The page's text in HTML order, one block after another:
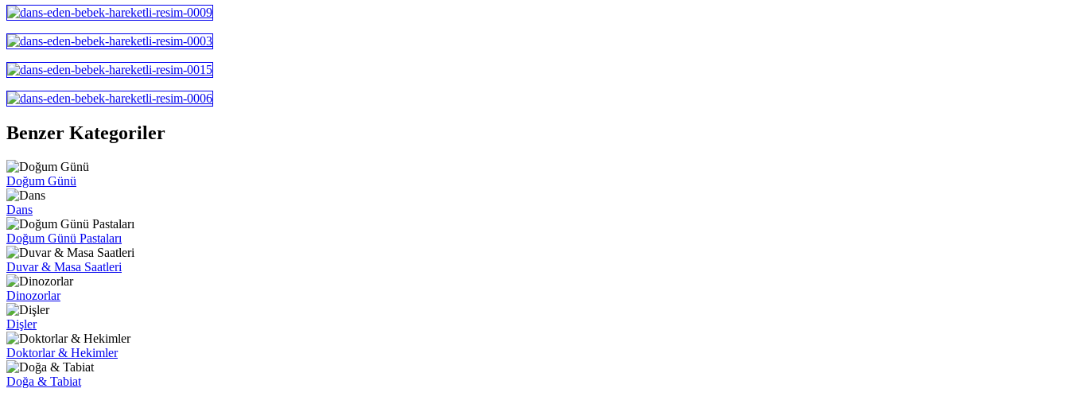
Benzer Kategoriler
Doğum Günü
Dans
Doğum Günü Pastaları
Duvar & Masa Saatleri
Dinozorlar
Dişler
Doktorlar & Hekimler
Doğa & Tabiat